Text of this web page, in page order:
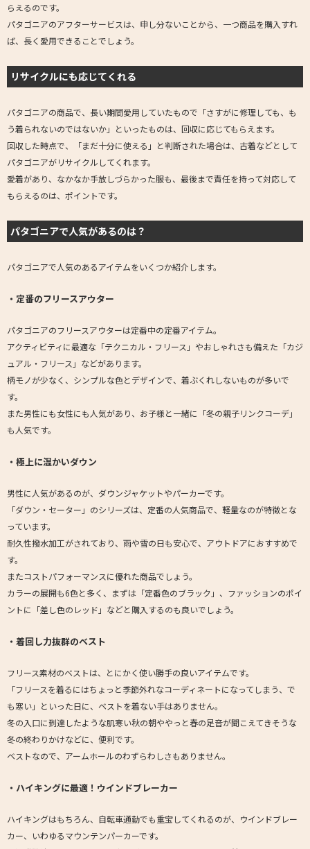
らえるのです。
パタゴニアのアフターサービスは、申し分ないことから、一つ商品を購入すれ
ば、長く愛用できることでしょう。
リサイクルにも応じてくれる
パタゴニアの商品で、長い期間愛用していたもので「さすがに修理しても、も
う着られないのではないか」といったものは、回収に応じてもらえます。
回収した時点で、「まだ十分に使える」と判断された場合は、古着などとして
パタゴニアがリサイクルしてくれます。
愛着があり、なかなか手放しづらかった服も、最後まで責任を持って対応して
もらえるのは、ポイントです。
パタゴニアで人気があるのは？
パタゴニアで人気のあるアイテムをいくつか紹介します。
・定番のフリースアウター
パタゴニアのフリースアウターは定番中の定番アイテム。
アクティビティに最適な「テクニカル・フリース」やおしゃれさも備えた「カジ
ュアル・フリース」などがあります。
柄モノが少なく、シンプルな色とデザインで、着ぶくれしないものが多いで
す。
また男性にも女性にも人気があり、お子様と一緒に「冬の親子リンクコーデ」
も人気です。
・極上に温かいダウン
男性に人気があるのが、ダウンジャケットやパーカーです。
「ダウン・セーター」のシリーズは、定番の人気商品で、軽量なのが特徴とな
っています。
耐久性撥水加工がされており、雨や雪の日も安心で、アウトドアにおすすめで
す。
またコストパフォーマンスに優れた商品でしょう。
カラーの展開も6色と多く、まずは「定番色のブラック」、ファッションのポイ
ントに「差し色のレッド」などと購入するのも良いでしょう。
・着回し力抜群のベスト
フリース素材のベストは、とにかく使い勝手の良いアイテムです。
「フリースを着るにはちょっと季節外れなコーディネートになってしまう、で
も寒い」といった日に、ベストを着ない手はありません。
冬の入口に到達したような肌寒い秋の朝ややっと春の足音が聞こえてきそうな
冬の終わりかけなどに、便利です。
ベストなので、アームホールのわずらわしさもありません。
・ハイキングに最適！ウインドブレーカー
ハイキングはもちろん、自転車通勤でも重宝してくれるのが、ウインドブレー
カー、いわゆるマウンテンパーカーです。